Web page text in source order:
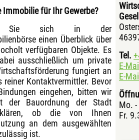
Immobilie für Ihr Gewerbe?
Sie sich in der
einen Überblick über
verfügbaren Objekte. Es
ausschließlich um private
fungiert an
reiner Kontaktvermittler. Bevor
eingehen, bitten wir
der Bauordnung der Stadt
ob die von Ihnen
an dem ausgewählten
ist.
Tel.
E-
E-
Mo.
Fr.